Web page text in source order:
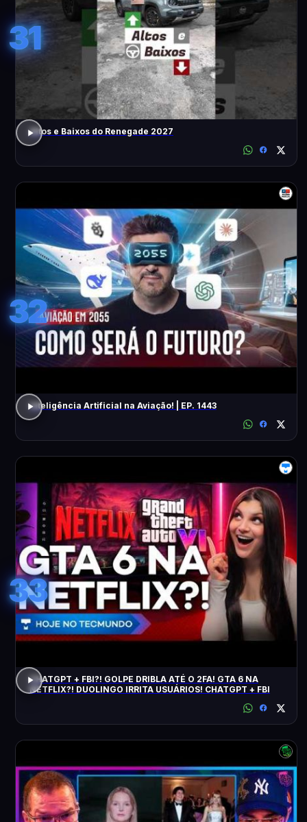
31
Altos e Baixos do Renegade 2027
32
Inteligência Artificial na Aviação! | EP. 1443
33
CHATGPT + FBI?! GOLPE DRIBLA ATÉ O 2FA! GTA 6 NA
NETFLIX?! DUOLINGO IRRITA USUÁRIOS! CHATGPT + FBI